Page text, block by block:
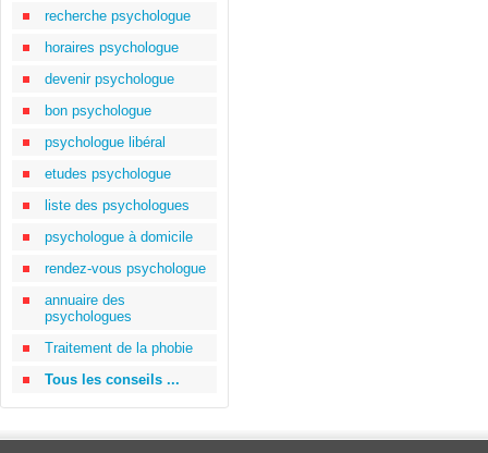
recherche psychologue
horaires psychologue
devenir psychologue
bon psychologue
psychologue libéral
etudes psychologue
liste des psychologues
psychologue à domicile
rendez-vous psychologue
annuaire des
psychologues
Traitement de la phobie
Tous les conseils ...